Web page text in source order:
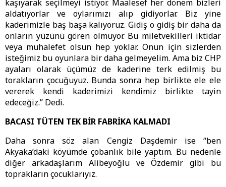
kaşıyarak seçilmeyi istiyor. Maalesef her dönem bizleri
aldatıyorlar ve oylarımızı alıp gidiyorlar. Biz yine
kaderimizle baş başa kalıyoruz. Gidiş o gidiş bir daha da
onların yüzünü gören olmuyor. Bu miletvekilleri iktidar
veya muhalefet olsun hep yoklar. Onun için sizlerden
isteğimiz bu oyunlara bir daha gelmeyelim. Ama biz CHP
ayaları olarak üçümüz de kaderine terk edilmiş bu
torakların çocuğuyuz. Bunda sonra hep birlikte ele ele
vererek kendi kaderimizi kendimiz birlikte tayin
edeceğiz.” Dedi.
BACASI TÜTEN TEK BİR FABRİKA KALMADI
Daha sonra söz alan Cengiz Daşdemir ise “ben
Akyaka’daki köyümde çobanlık bile yaptım. Bu nedenle
diğer arkadaşlarım Alibeyoğlu ve Özdemir gibi bu
toprakların çocuklarıyız.